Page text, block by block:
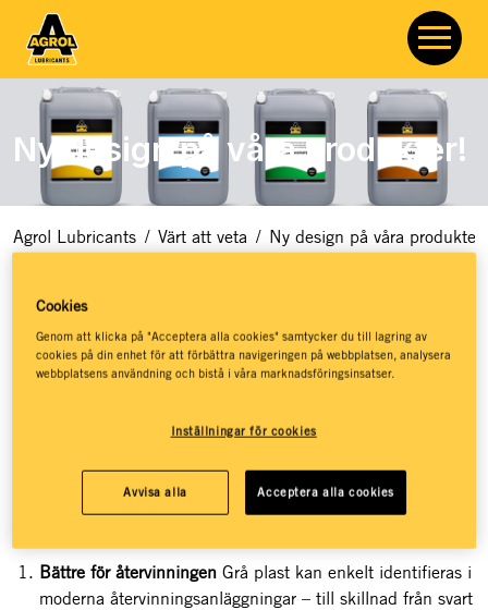
Ny design på våra produkter!
Agrol Lubricants / Värt att veta / Ny design på våra produkter!
Grått är det nya svarta – därför väljer vi grå plast
I takt med att hållbarhet blir en självklar del av vår
produktutveckling gör vi nu ett medvetet val: vi har påbörjat
slutar där. Den påbörjade resan innebär även att vi gett
etiketterna på oljedunkarna ett ansiktslyft!
Bättre för återvinningen Grå plast kan enkelt identifieras i
moderna återvinningsanläggningar – till skillnad från svart
Cookies
Genom att klicka på "Acceptera alla cookies" samtycker du till lagring av
cookies på din enhet för att förbättra navigeringen på webbplatsen, analysera
webbplatsens användning och bistå i våra marknadsföringsinsatser.
Inställningar för cookies
Avvisa alla Acceptera alla cookies